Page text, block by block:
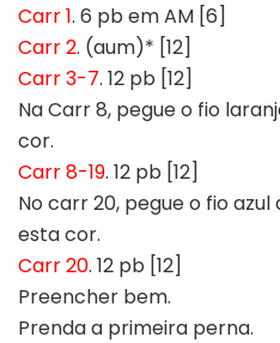
Carr 1. 6 pb em AM [6]
Carr 2. (aum)* [12]
Carr 3-7. 12 pb [12]
Na Carr 8, pegue o fio
cor.
Carr 8-19. 12 pb [12]
No carr 20, pegue o fio
esta cor.
Carr 20. 12 pb [12]
Preencher bem.
Prenda a primeira perna.